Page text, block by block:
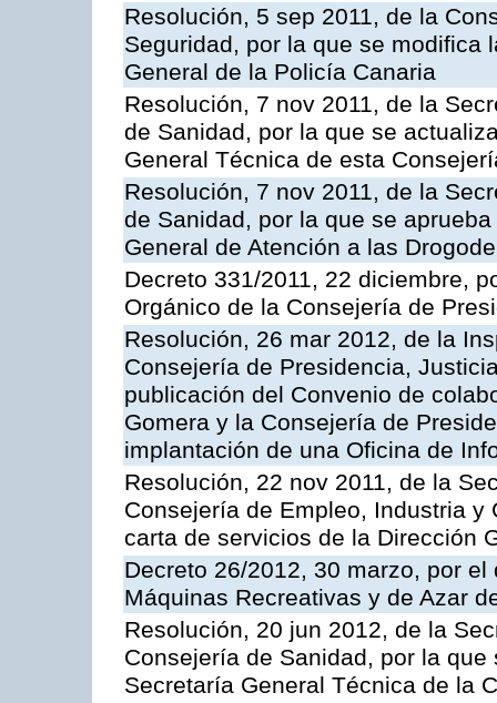
Resolución, 5 sep 2011, de la
Seguridad, por la que se modifica
General de la Policía Canaria
Resolución, 7 nov 2011, de la
de Sanidad, por la que se
General Técnica de esta
Resolución, 7 nov 2011, de la
de Sanidad, por la que se
General de Atención a las
Decreto 331/2011, 22 diciembre,
Orgánico de la Consejería de
Resolución, 26 mar 2012, de la
Consejería de Presidencia,
publicación del Convenio de
Gomera y la Consejería de
implantación de una Oficina de
Resolución, 22 nov 2011, de la
Consejería de Empleo, Industria
carta de servicios de la Dirección
Decreto 26/2012, 30 marzo, por
Máquinas Recreativas y de Azar
Resolución, 20 jun 2012, de la
Consejería de Sanidad, por la
Secretaría General Técnica de la